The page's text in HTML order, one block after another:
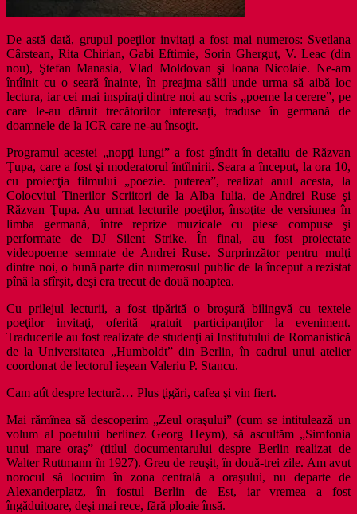
De astă dată, grupul poeţilor invitaţi a fost mai numeros: Svetlana
Cârstean, Rita Chirian, Gabi Eftimie, Sorin Gherguţ, V. Leac (din
nou), Ştefan Manasia, Vlad Moldovan şi Ioana Nicolaie. Ne-am
întîlnit cu o seară înainte, în preajma sălii unde urma să aibă loc
lectura, iar cei mai inspiraţi dintre noi au scris „poeme la cerere”, pe
care le-au dăruit trecătorilor interesaţi, traduse în germană de
doamnele de la ICR care ne-au însoţit.
Programul acestei „nopţi lungi” a fost gîndit în detaliu de Răzvan
Ţupa, care a fost şi moderatorul întîlnirii. Seara a început, la ora 10,
cu proiecţia filmului „poezie. puterea”, realizat anul acesta, la
Colocviul Tinerilor Scriitori de la Alba Iulia, de Andrei Ruse şi
Răzvan Ţupa. Au urmat lecturile poeţilor, însoţite de versiunea în
limba germană, între reprize muzicale cu piese compuse şi
performate de DJ Silent Strike. În final, au fost proiectate
videopoeme semnate de Andrei Ruse. Surprinzător pentru mulţi
dintre noi, o bună parte din numerosul public de la început a rezistat
pînă la sfîrşit, deşi era trecut de două noaptea.
Cu prilejul lecturii, a fost tipărită o broşură bilingvă cu textele
poeţilor invitaţi, oferită gratuit participanţilor la eveniment.
Traducerile au fost realizate de studenţi ai Institutului de Romanistică
de la Universitatea „Humboldt” din Berlin, în cadrul unui atelier
coordonat de lectorul ieşean Valeriu P. Stancu.
Cam atît despre lectură… Plus ţigări, cafea şi vin fiert.
Mai rămînea să descoperim „Zeul oraşului” (cum se intitulează un
volum al poetului berlinez Georg Heym), să ascultăm „Simfonia
unui mare oraş” (titlul documentarului despre Berlin realizat de
Walter Ruttmann în 1927). Greu de reuşit, în două-trei zile. Am avut
norocul să locuim în zona centrală a oraşului, nu departe de
Alexanderplatz, în fostul Berlin de Est, iar vremea a fost
îngăduitoare, deşi mai rece, fără ploaie însă.